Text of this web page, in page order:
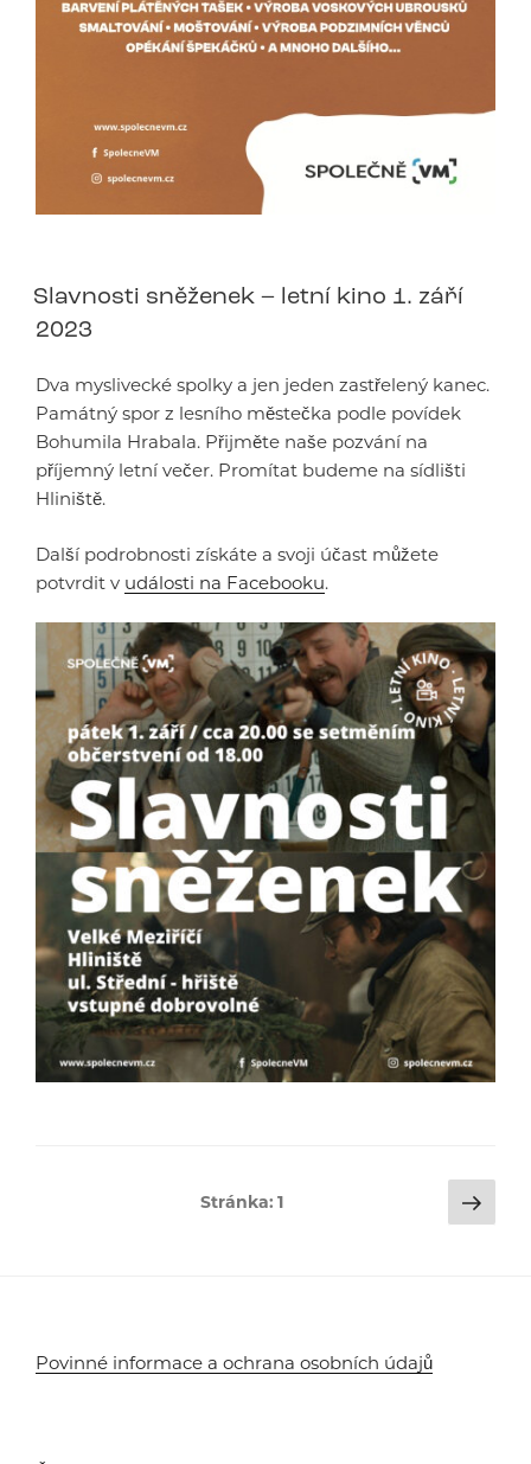
Slavnosti sněženek – letní kino 1. září
2023
Dva myslivecké spolky a jen jeden zastřelený kanec.
Památný spor z lesního městečka podle povídek
Bohumila Hrabala. Přijměte naše pozvání na
příjemný letní večer. Promítat budeme na sídlišti
Hliniště.
Další podrobnosti získáte a svoji účast můžete
potvrdit v události na Facebooku.
Stránka:1
Povinné informace a ochrana osobních údajů